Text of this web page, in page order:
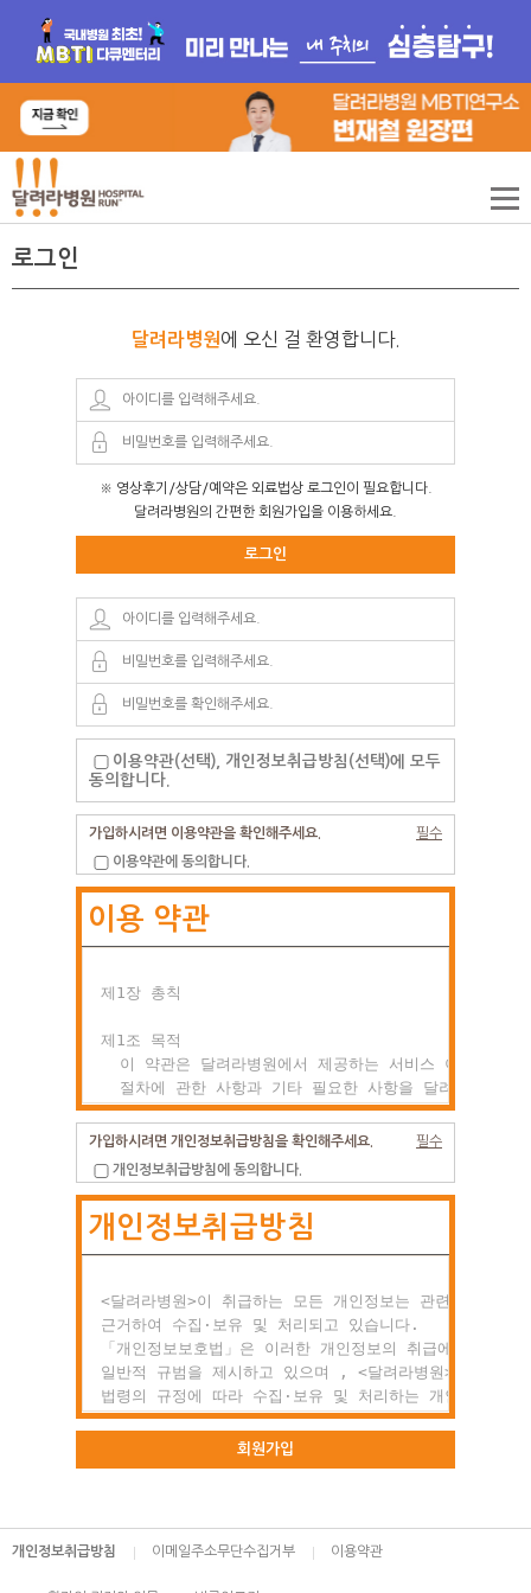
로그인
달려라병원 에 오신 걸 환영합니다.
※ 영상후기/상담/예약은 외료법상 로그인이 필요합니다.
달려라병원의 간편한 회원가입을 이용하세요.
로그인
이용약관(선택), 개인정보취급방침(선택)에 모두
동의합니다.
필수
가입하시려면 이용약관을 확인해주세요.
이용약관에 동의합니다.
이용 약관
제1장 총칙
제1조 목적
  이 약관은 달려라병원에서 제공하는 서비스 이용조건 및
절차에 관한 사항과 기타 필요한 사항을 달려라병원과(
이용자의 권리, 의미 및 책임사항 등을 규정함을 목적
  합니다.
제2조 약관의 효력과 변경
(1) 이 약관은 이용자에게 공시함으로서 효력이 발생
(2) 달려라병원는 사정 변경의 경우와 영업상 중요사유
      전항과 같은 방법으로 효력이 발생합니다.
제3조 약관 외 준칙
  이 약관에 명시되지 않은 사항이 관계법령에 규정되어
  있을 경우에는 그 규정에 따릅니다.
○ 제2장 회원 가입과 서비스 이용
  양식을 작성하고 'ID'와 '비밀번호'를 발급받은 사람을
필수
가입하시려면 개인정보취급방침을 확인해주세요.
개인정보취급방침에 동의합니다.
개인정보취급방침
<달려라병원>이 취급하는 모든 개인정보는 관련 법령에
근거하여 수집·보유 및 처리되고 있습니다.
「개인정보보호법」은 이러한 개인정보의 취급에 대한
일반적 규범을 제시하고 있으며 , <달려라병원>은 이러한
법령의 규정에 따라 수집·보유 및 처리하는 개인정보를
공공업무의 적절한 수행과 정보주체의 권익을 보호하기
위해 적법하고 적정하게 취급할 것입니다.
권익의 침해 등에 대하여 행정심판법에서 정하는 바에 따
회원가입
개인정보취급방침 이메일주소무단수집거부 이용약관